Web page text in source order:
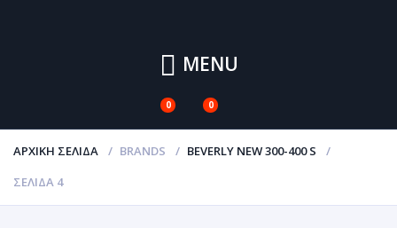
MENU
0 0
ΑΡΧΙΚΉ ΣΕΛΊΔΑ BRANDS
BEVERLY NEW 300-400 S
ΣΕΛΊΔΑ 4